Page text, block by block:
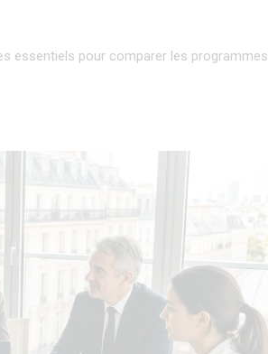
essentiels pour comparer les